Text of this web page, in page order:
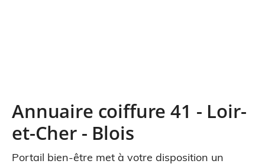
Annuaire coiffure 41 - Loir-
et-Cher - Blois
Portail bien-être met à votre disposition un